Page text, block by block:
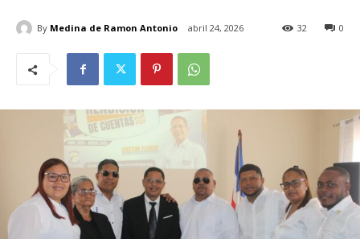
By Medina de Ramon Antonio abril 24, 2026 0
32